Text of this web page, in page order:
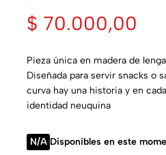
$ 70.000,00
Pieza única en madera de
Diseñada para servir snacks o
curva hay una historia y en
identidad neuquina
N/A Disponibles en este